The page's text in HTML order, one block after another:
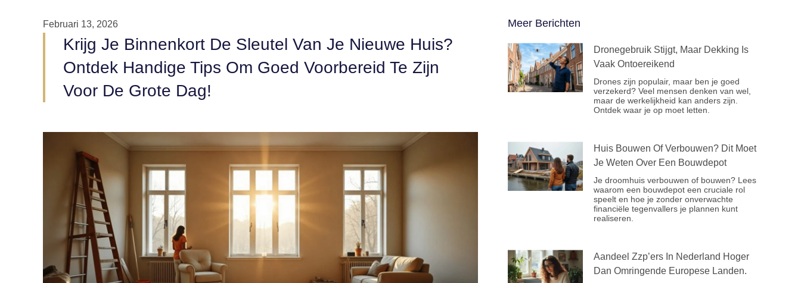
Februari 13, 2026
Krijg Je Binnenkort De Sleutel Van Je Nieuwe Huis?
Ontdek Handige Tips Om Goed Voorbereid Te Zijn
Voor De Grote Dag!
Meer Berichten
Dronegebruik Stijgt, Maar Dekking Is
Vaak Ontoereikend
Drones zijn populair, maar ben je goed
verzekerd? Veel mensen denken van wel,
maar de werkelijkheid kan anders zijn.
Ontdek waar je op moet letten.
Huis Bouwen Of Verbouwen? Dit Moet
Je Weten Over Een Bouwdepot
Je droomhuis verbouwen of bouwen? Lees
waarom een bouwdepot een cruciale rol
speelt en hoe je zonder onverwachte
financiële tegenvallers je plannen kunt
realiseren.
Aandeel Zzp’ers In Nederland Hoger
Dan Omringende Europese Landen.